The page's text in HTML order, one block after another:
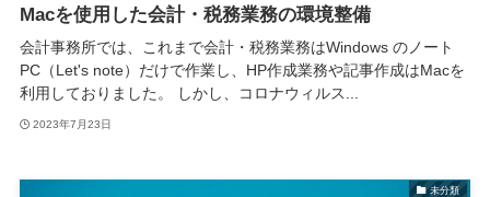
Macを使用した会計・税務業務の環境整備
会計事務所では、これまで会計・税務業務はWindows のノート
PC（Let's note）だけで作業し、HP作成業務や記事作成はMacを
利用しておりました。 しかし、コロナウィルス...
2023年7月23日
未分類